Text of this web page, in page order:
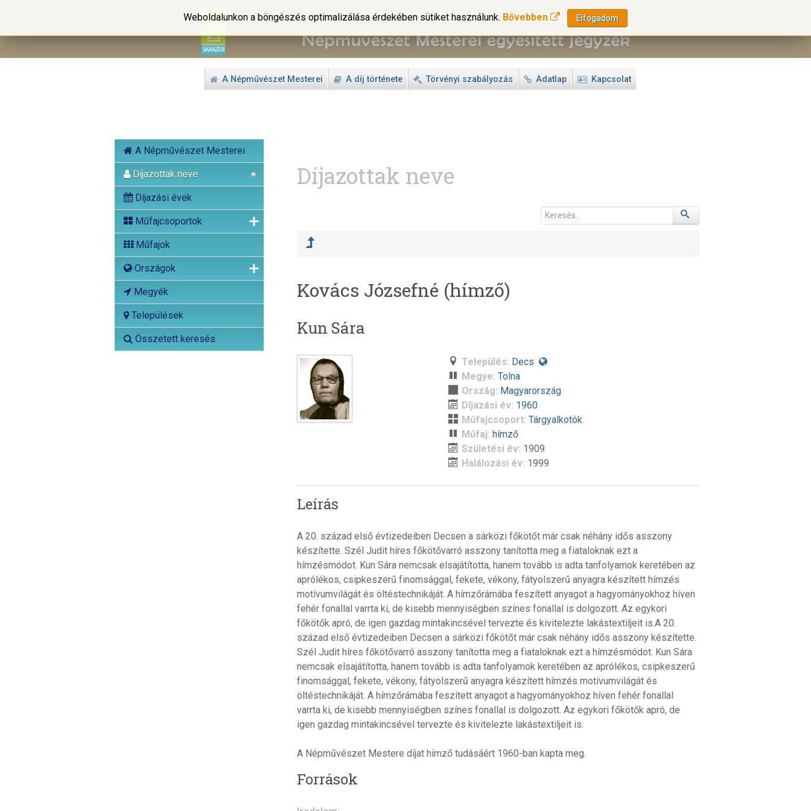
A Népművészet Mesterei A díj története Törvényi szabályozás Adatlap Kapcsolat
A Népművészet Mesterei
Díjazottak neve
Díjazási évek
Műfajcsoportok
Műfajok
Országok
Megyék
Települések
Összetett keresés
Weboldalunkon a böngészés optimalizálása érdekében sütiket használunk. Bővebben Elfogadom
Díjazottak neve
Kovács Józsefné (hímző)
Kun Sára
Település: Decs
Megye:Tolna
Ország: Magyarország
Díjazási év: 1960
Műfajcsoport:Tárgyalkotók
Műfaj:hímző
Születési év: 1909
Halálozási év: 1999
Leírás
A 20. század első évtizedeiben Decsen a sárközi főkötőt már csak néhány idős asszony
készítette. Szél Judit híres főkötővarró asszony tanította meg a fiataloknak ezt a
hímzésmódot. Kun Sára nemcsak elsajátította, hanem tovább is adta tanfolyamok keretében az
aprólékos, csipkeszerű finomsággal, fekete, vékony, fátyolszerű anyagra készített hímzés
motívumvilágát és öltéstechnikáját. A hímzőrámába feszített anyagot a hagyományokhoz híven
fehér fonallal varrta ki, de kisebb mennyiségben színes fonallal is dolgozott. Az egykori
főkötők apró, de igen gazdag mintakincsével tervezte és kivitelezte lakástextiljeit is.A 20.
század első évtizedeiben Decsen a sárközi főkötőt már csak néhány idős asszony készítette.
Szél Judit híres főkötővarró asszony tanította meg a fiataloknak ezt a hímzésmódot. Kun Sára
nemcsak elsajátította, hanem tovább is adta tanfolyamok keretében az aprólékos, csipkeszerű
finomsággal, fekete, vékony, fátyolszerű anyagra készített hímzés motívumvilágát és
öltéstechnikáját. A hímzőrámába feszített anyagot a hagyományokhoz híven fehér fonallal
varrta ki, de kisebb mennyiségben színes fonallal is dolgozott. Az egykori főkötők apró, de
igen gazdag mintakincsével tervezte és kivitelezte lakástextiljeit is.
A Népművészet Mestere díjat hímző tudásáért 1960-ban kapta meg.
Források